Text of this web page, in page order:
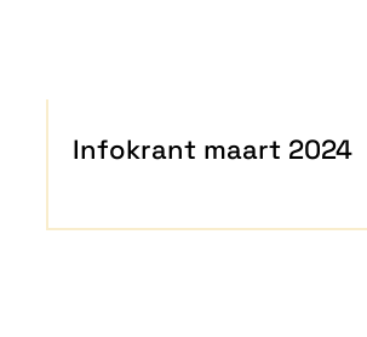
Infokrant maart 2024